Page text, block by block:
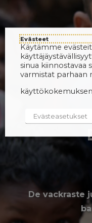
De vackraste
Evästeet
Käytämme
sinua kiinnostavaa
varmistat parhaan
Evästeasetukset